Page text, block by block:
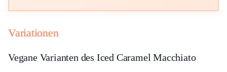
Variationen
Vegane Varianten des Iced Caramel Macchiato